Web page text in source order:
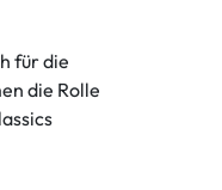
für die
die Rolle